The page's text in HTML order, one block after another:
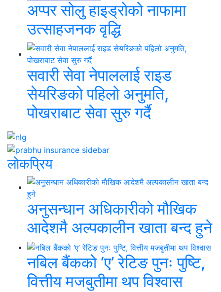
अप्पर सोलु हाइड्रोको नाफामा
उत्साहजनक वृद्धि
सवारी सेवा नेपाललाई राइड
सेयरिङको पहिलो अनुमति,
पोखराबाट सेवा सुरु गर्दै
लाेकप्रिय
अनुसन्धान अधिकारीकाे माैखिक
आदेशमै अल्पकालीन खाता बन्द हुने
नबिल बैंकको ‘ए’ रेटिङ पुनः पुष्टि,
वित्तीय मजबुतीमा थप विश्वास